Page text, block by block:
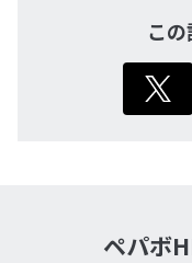
こ
ペパボ